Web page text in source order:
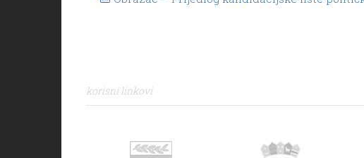
korisni linkovi